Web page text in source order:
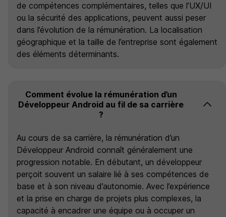
de compétences complémentaires, telles que l’UX/UI
ou la sécurité des applications, peuvent aussi peser
dans l’évolution de la rémunération. La localisation
géographique et la taille de l’entreprise sont également
des éléments déterminants.
Comment évolue la rémunération d’un
Développeur Android au fil de sa carrière
?
Au cours de sa carrière, la rémunération d’un
Développeur Android connaît généralement une
progression notable. En débutant, un développeur
perçoit souvent un salaire lié à ses compétences de
base et à son niveau d’autonomie. Avec l’expérience
et la prise en charge de projets plus complexes, la
capacité à encadrer une équipe ou à occuper un